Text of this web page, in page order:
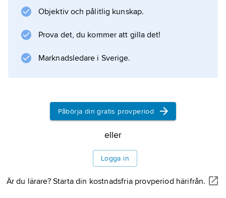
Objektiv och pålitlig kunskap.
Prova det, du kommer att gilla det!
Marknadsledare i Sverige.
Påbörja din gratis provperiod
eller
Logga in
Är du lärare? Starta din kostnadsfria provperiod härifrån.